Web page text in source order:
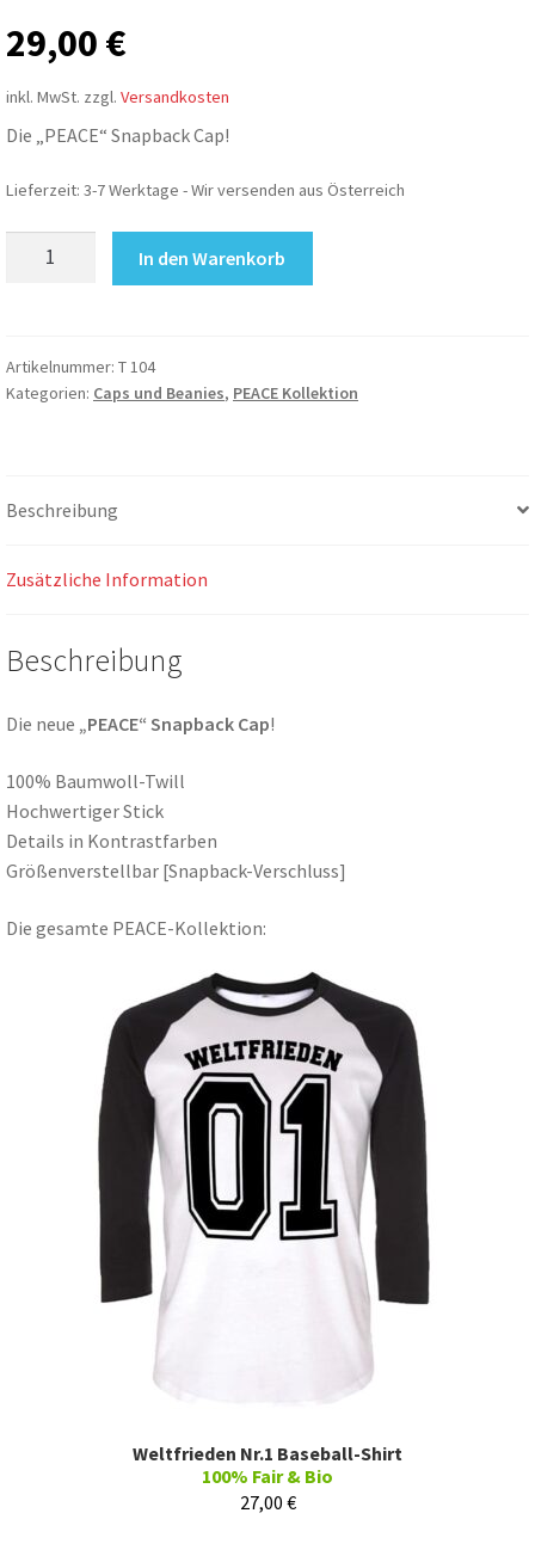
29,00 €
inkl. MwSt. zzgl. Versandkosten
Die „PEACE“ Snapback Cap!
Lieferzeit: 3-7 Werktage - Wir versenden aus Österreich
PEACE
Sticker)
Menge
In den Warenkorb
Artikelnummer: T 104
Kategorien: Caps und Beanies, PEACE Kollektion
Beschreibung
Zusätzliche Information
Beschreibung
Die neue „PEACE“ Snapback Cap!
100% Baumwoll-Twill
Hochwertiger Stick
Details in Kontrastfarben
Größenverstellbar [Snapback-Verschluss]
Die gesamte PEACE-Kollektion:
Weltfrieden Nr.1 Baseball-Shirt
100% Fair & Bio
27,00 €